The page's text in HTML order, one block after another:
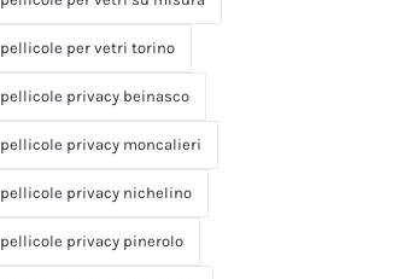
pellicole per vetri torino
pellicole privacy beinasco
pellicole privacy moncalieri
pellicole privacy nichelino
pellicole privacy pinerolo